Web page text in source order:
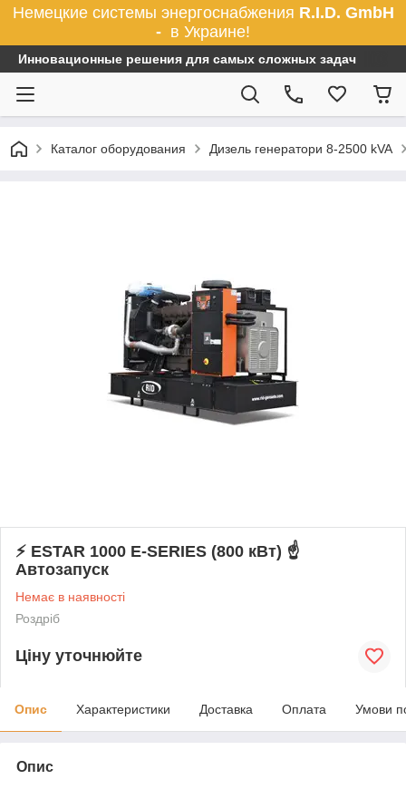
Немецкие системы энергоснабжения R.I.D. GmbH
- в Украине!
Инновационные решения для самых сложных задач
Каталог оборудования Дизель генератори 8-2500 kVA
⚡ ESTAR 1000 E-SERIES (800 кВт) ☝
Автозапуск
Немає в наявності
Роздріб
Ціну уточнюйте
Опис Характеристики Доставка Оплата Умови
Опис